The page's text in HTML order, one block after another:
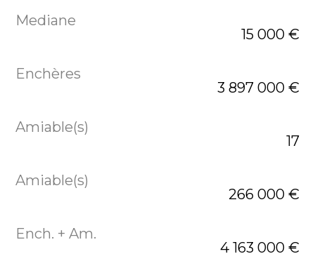
15 000 €
3 897 000 €
17
266 000 €
4 163 000 €